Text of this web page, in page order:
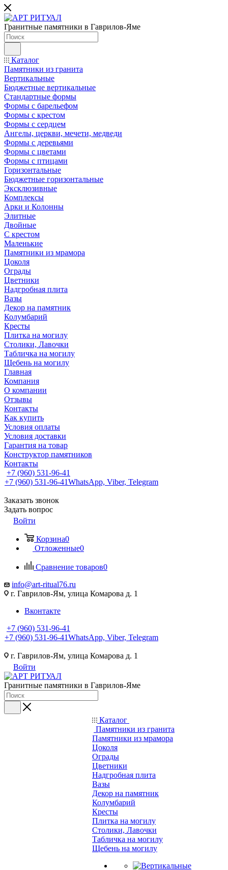
Гранитные памятники в Гаврилов-Яме
Каталог
Памятники из гранита
Вертикальные
Бюджетные вертикальные
Стандартные формы
Формы с барельефом
Формы с крестом
Формы с сердцем
Ангелы, церкви, мечети, медведи
Формы с деревьями
Формы с цветами
Формы с птицами
Горизонтальные
Бюджетные горизонтальные
Эксклюзивные
Комплексы
Арки и Колонны
Элитные
Двойные
С крестом
Маленькие
Памятники из мрамора
Цоколя
Ограды
Цветники
Надгробная плита
Вазы
Декор на памятник
Колумбарий
Кресты
Плитка на могилу
Столики, Лавочки
Табличка на могилу
Щебень на могилу
Главная
Компания
О компании
Отзывы
Контакты
Как купить
Условия оплаты
Условия доставки
Гарантия на товар
Конструктор памятников
Контакты
+7 (960) 531-96-41
+7 (960) 531-96-41WhatsApp, Viber, Telegram
Заказать звонок
Задать вопрос
Войти
Корзина0
Отложенные0
Сравнение товаров0
info@art-ritual76.ru
г. Гаврилов-Ям, улица Комарова д. 1
Вконтакте
+7 (960) 531-96-41
+7 (960) 531-96-41WhatsApp, Viber, Telegram
г. Гаврилов-Ям, улица Комарова д. 1
Войти
Гранитные памятники в Гаврилов-Яме
Каталог
Памятники из гранита
Памятники из мрамора
Цоколя
Ограды
Цветники
Надгробная плита
Вазы
Декор на памятник
Колумбарий
Кресты
Плитка на могилу
Столики, Лавочки
Табличка на могилу
Щебень на могилу